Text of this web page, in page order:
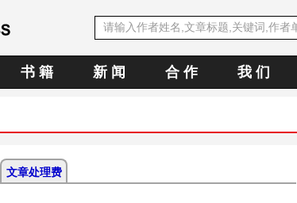
书 籍 新 闻 合 作 我 们
文章处理费